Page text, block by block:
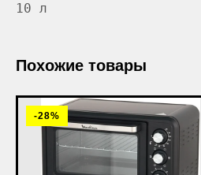
10 л
Похожие товары
-28%